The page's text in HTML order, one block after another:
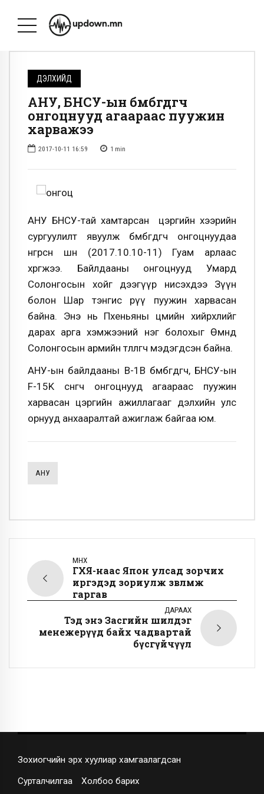
ДЭЛХИЙД
АНУ, БНСУ-ын бөмбөгдөгч
онгоцнууд агаараас пуужин
харважээ
2017-10-11 16:59 1 min
АНУ БНСУ-тай хамтарсан цэргийн хээрийн
сургуулилт явуулж бөмбөгдөгч онгоцнуудаа
өнгөрсөн шөнө (2017.10.10-11) Гуам арлаас
хөөргөжээ. Байлдааны онгоцнууд Умард
Солонгосын хойг дээгүүр нисэхдээ Зүүн
болон Шар тэнгис рүү пуужин харвасан
байна. Энэ нь Пхеньяны цөмийн хийрхлийг
дарах арга хэмжээний нэг болохыг Өмнөд
Солонгосын армийн төлөөлөгч мэдэгдсэн байна.
АНУ-ын байлдааны B-1B бөмбөгдөгч, БНСУ-ын
F-15K сөнөөгч онгоцнууд агаараас пуужин
харвасан цэргийн ажиллагааг дэлхийн улс
орнууд анхааралтай ажиглаж байгаа юм.
АНУ
ӨМНӨХ
ГХЯ-наас Япон улсад зорчих
иргэдэд зориулж зөвлөмж
гаргав
ДАРААХ
Тэд энэ Засгийн шилдэг
менежерүүд байх чадвартай
бүсгүйчүүл
Зохиогчийн эрх хуулиар хамгаалагдсан
Сурталчилгаа Холбоо барих